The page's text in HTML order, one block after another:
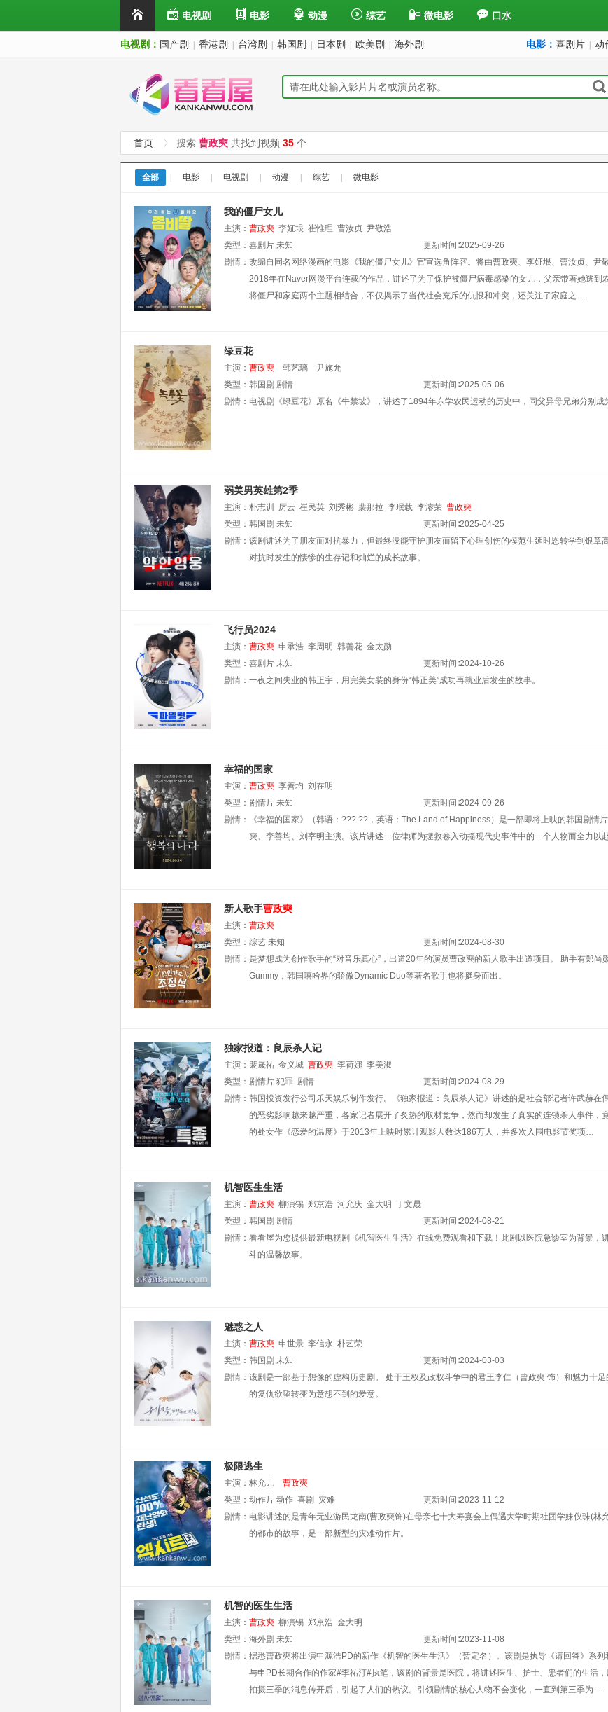
电视剧 电影 动漫 综艺 微电影 口水
电视剧： 国产剧 香港剧 台湾剧 韩国剧 日本剧 欧美剧 海外剧 电影： 喜剧片 动
首页 搜索 曹政奭 共找到视频 35 个
全部 电影 电视剧 动漫 综艺 微电影
我的僵尸女儿
主演： 曹政奭 李姃垠 崔惟理 曹汝贞 尹敬浩
类型： 喜剧片 未知 更新时间∶2025-09-26
剧情： 改编自同名网络漫画的电影《我的僵尸女儿》官宣选角阵容。将由曹政奭、李姃垠、曹汝贞、尹
2018年在Naver网漫平台连载的作品，讲述了为了保护被僵尸病毒感染的女儿，父亲带著她逃到
将僵尸和家庭两个主题相结合，不仅揭示了当代社会充斥的仇恨和冲突，还关注了家庭之…
绿豆花
主演： 曹政奭 韩艺璃
尹施允
类型： 韩国剧 剧情 更新时间∶2025-05-06
剧情： 电视剧《绿豆花》原名《牛禁坡》，讲述了1894年东学农民运动的历史中，同父异母兄弟分别成
弱美男英雄第2季
主演： 朴志训 厉云 崔民英 刘秀彬 裴那拉 李珉载 李濬荣 曹政奭
类型： 韩国剧 未知 更新时间∶2025-04-25
剧情： 该剧讲述为了朋友而对抗暴力，但最终没能守护朋友而留下心理创伤的模范生延时恩转学到银章
对抗时发生的悽惨的生存记和灿烂的成长故事。
飞行员2024
主演： 曹政奭 申承浩 李周明 韩善花 金太勋
类型： 喜剧片 未知 更新时间∶2024-10-26
剧情： 一夜之间失业的韩正宇，用完美女装的身份“韩正美”成功再就业后发生的故事。
幸福的国家
主演： 曹政奭 李善均 刘在明
类型： 剧情片 未知 更新时间∶2024-09-26
剧情：
《幸福的国家》（韩语：??? ??，英语：The Land of Happiness）是一部即将上映的韩国剧情
奭、李善均、刘宰明主演。该片讲述一位律师为拯救卷入动摇现代史事件中的一个人物而全力以
新人歌手曹政奭
主演： 曹政奭
类型： 综艺 未知 更新时间∶2024-08-30
剧情： 是梦想成为创作歌手的“对音乐真心”，出道20年的演员曹政奭的新人歌手出道项目。 助手有郑
Gummy，韩国嘻哈界的骄傲Dynamic Duo等著名歌手也将挺身而出。
独家报道：良辰杀人记
主演： 裴晟祐 金义城 曹政奭 李荷娜 李美淑
类型： 剧情片 犯罪 剧情 更新时间∶2024-08-29
剧情： 韩国投资发行公司乐天娱乐制作发行。《独家报道：良辰杀人记》讲述的是社会部记者许武赫在
的恶劣影响越来越严重，各家记者展开了炙热的取材竞争，然而却发生了真实的连锁杀人事件，
的处女作《恋爱的温度》于2013年上映时累计观影人数达186万人，并多次入围电影节奖项…
机智医生生活
主演： 曹政奭 柳演锡 郑京浩 河允庆 金大明 丁文晟
类型： 韩国剧 剧情 更新时间∶2024-08-21
剧情： 看看屋为您提供最新电视剧《机智医生生活》在线免费观看和下载！此剧以医院急诊室为背景，
斗的温馨故事。
魅惑之人
主演： 曹政奭 申世景 李信永 朴艺荣
类型： 韩国剧 未知 更新时间∶2024-03-03
剧情： 该剧是一部基于想像的虚构历史剧。 处于王权及政权斗争中的君王李仁（曹政奭 饰）和魅力十
的复仇欲望转变为意想不到的爱意。
极限逃生
主演： 林允儿
曹政奭
类型： 动作片 动作 喜剧 灾难 更新时间∶2023-11-12
剧情： 电影讲述的是青年无业游民龙南(曹政奭饰)在母亲七十大寿宴会上偶遇大学时期社团学妹仪珠(林
的都市的故事，是一部新型的灾难动作片。
机智的医生生活
主演： 曹政奭 柳演锡 郑京浩 金大明
类型： 海外剧 未知 更新时间∶2023-11-08
剧情： 据悉曹政奭将出演申源浩PD的新作《机智的医生生活》（暂定名）。该剧是执导《请回答》系
与申PD长期合作的作家#李祐汀#执笔，该剧的背景是医院，将讲述医生、护士、患者们的生活
拍摄三季的消息传开后，引起了人们的热议。引领剧情的核心人物不会变化，一直到第三季为…